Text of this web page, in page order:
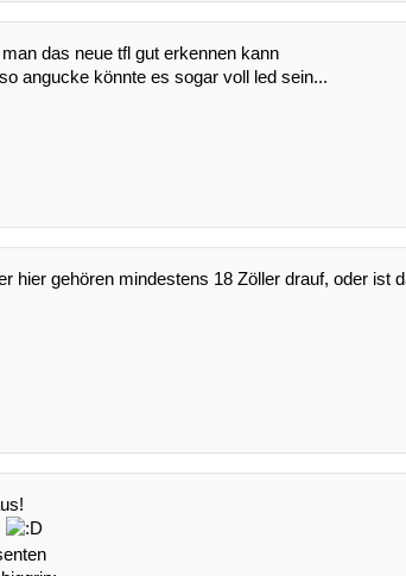
das neue tfl gut erkennen kann
angucke könnte es sogar voll led sein...
hier gehören mindestens 18 Zöller drauf, oder ist